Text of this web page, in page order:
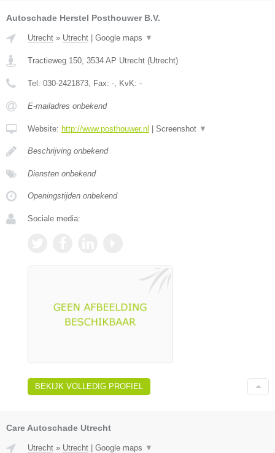
Autoschade Herstel Posthouwer B.V.
Utrecht » Utrecht Google maps ▼
Tractieweg 150, 3534 AP Utrecht (Utrecht)
Tel: 030-2421873, Fax: -, KvK: -
E-mailadres onbekend
Website: http://www.posthouwer.nl Screenshot ▼
Beschrijving onbekend
Diensten onbekend
Openingstijden onbekend
Sociale media:
BEKIJK VOLLEDIG PROFIEL
Care Autoschade Utrecht
Utrecht » Utrecht Google maps ▼